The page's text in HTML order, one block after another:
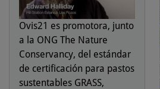
Ovis21 es promotora, junto
a la ONG The Nature
Conservancy, del estándar
de certificación para pastos
sustentables GRASS,